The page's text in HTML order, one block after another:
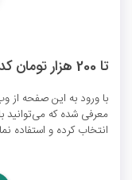
تا 200 هزار تومان کد تخفیف اولین رزرو جاجیگا
با ورود به این صفحه از
معرفی شده که می‌توانید
انتخاب کرده و استفاده